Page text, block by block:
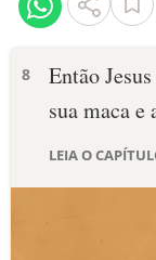
VERSÍCULOS
PALAVRA DO DIA
8
Então
sua maca e
LEIA O